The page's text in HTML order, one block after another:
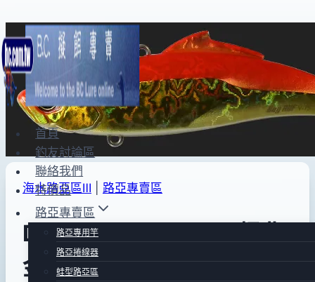
Skip
to
content
首頁
釣友討論區
聯絡我們
特價品
路亞專賣區
路亞專用竿
路亞捲線器
蛙型路亞區
海水路亞區Ⅲ 路亞專賣區
DUO Bay RUF V-90(橘背
金身)